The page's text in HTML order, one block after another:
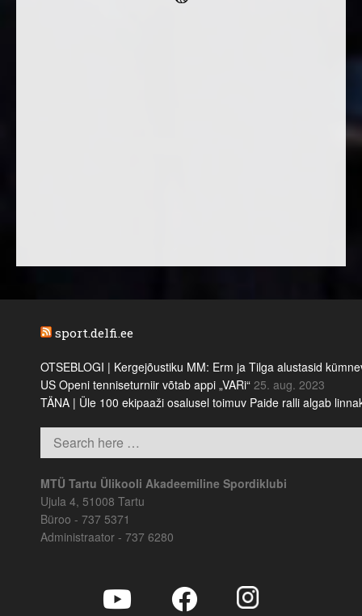
sport.delfi.ee
OTSEBLOGI | Kergejõustiku MM: Erm ja Tilga alustasid
US Openi tenniseturniir võtab appi „VARi“ 25. aug. 2023
TÄNA | Üle 100 ekipaaži osalusel toimuv Paide ralli algab
MTÜ Tartu Ülikooli Akadeemiline Spordiklubi
Ujula 4, 51008 Tartu
Büroo - 737 5371
Administraator - 737 6280